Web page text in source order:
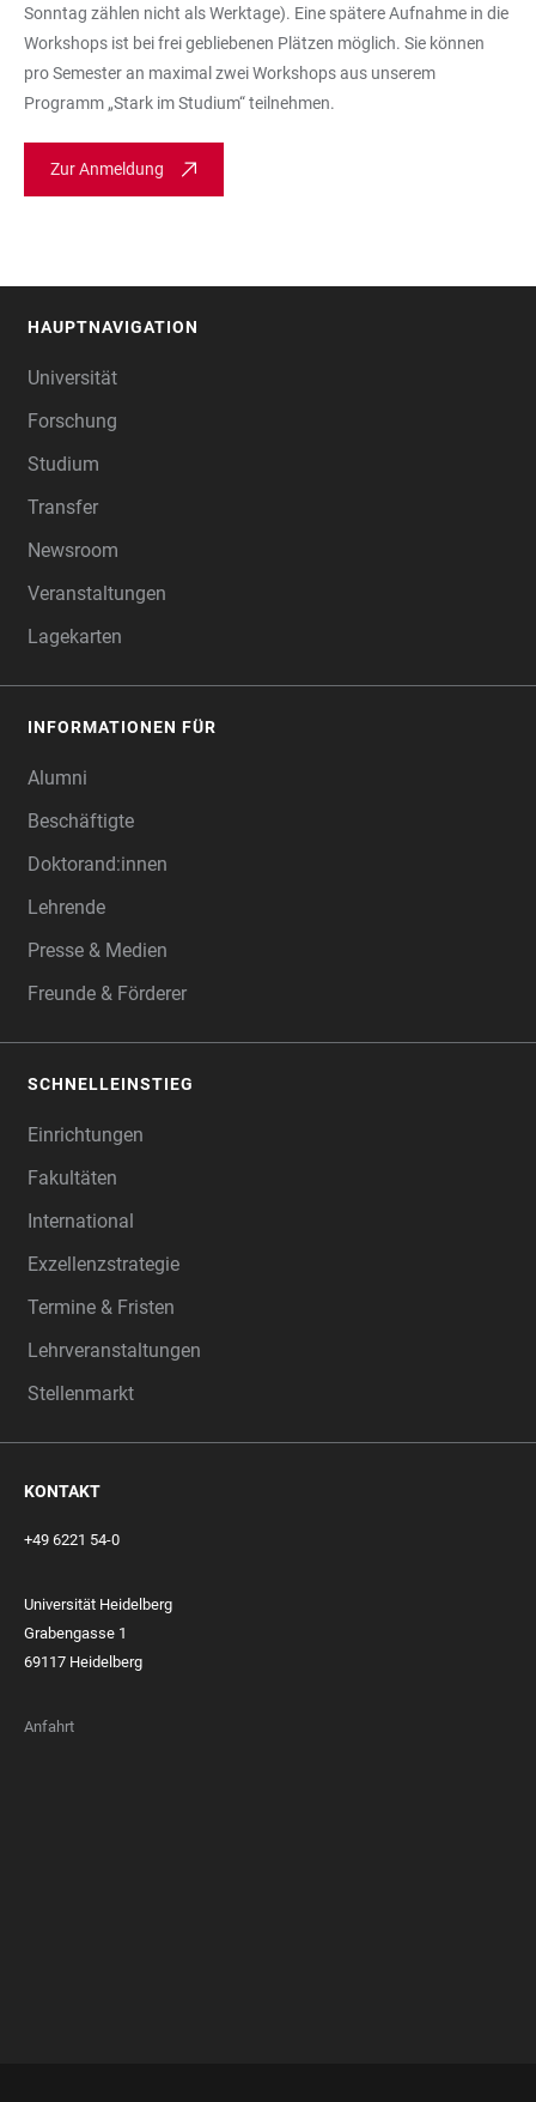
Sonntag zählen nicht als Werktage). Eine spätere Aufnahme in die
Workshops ist bei frei gebliebenen Plätzen möglich. Sie können
pro Semester an maximal zwei Workshops aus unserem
Programm „Stark im Studium“ teilnehmen.
Zur Anmeldung
HAUPTNAVIGATION
Universität
Forschung
Studium
Transfer
Newsroom
Veranstaltungen
Lagekarten
INFORMATIONEN FÜR
Alumni
Beschäftigte
Doktorand:innen
Lehrende
Presse & Medien
Freunde & Förderer
SCHNELLEINSTIEG
Einrichtungen
Fakultäten
International
Exzellenzstrategie
Termine & Fristen
Lehrveranstaltungen
Stellenmarkt
KONTAKT
+49 6221 54-0
Universität Heidelberg
Grabengasse 1
69117 Heidelberg
Anfahrt